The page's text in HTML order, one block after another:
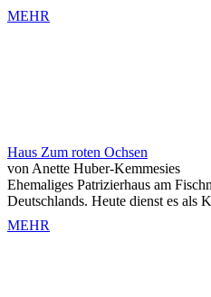
MEHR
Haus Zum roten Ochsen
von Anette Huber-Kemmesies
Ehemaliges Patrizierhaus am
Deutschlands. Heute dienst es als
MEHR